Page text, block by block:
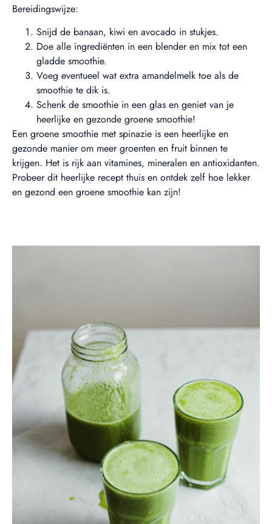
Bereidingswijze:
Snijd de banaan, kiwi en avocado in stukjes.
Doe alle ingrediënten in een blender en mix tot een
gladde smoothie.
Voeg eventueel wat extra amandelmelk toe als de
smoothie te dik is.
Schenk de smoothie in een glas en geniet van je
heerlijke en gezonde groene smoothie!
Een groene smoothie met spinazie is een heerlijke en
gezonde manier om meer groenten en fruit binnen te
krijgen. Het is rijk aan vitamines, mineralen en antioxidanten.
Probeer dit heerlijke recept thuis en ontdek zelf hoe lekker
en gezond een groene smoothie kan zijn!